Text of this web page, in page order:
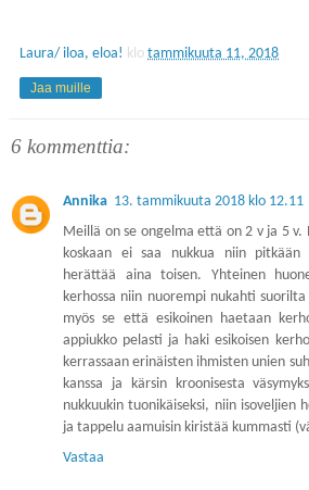
Laura/ iloa, eloa! klo tammikuuta 11, 2018
Jaa muille
6 kommenttia:
Annika 13. tammikuuta 2018 klo 12.11
Meillä on se ongelma että on 2 v ja 5 v.
koskaan ei saa nukkua niin pitkään
herättää aina toisen. Yhteinen
kerhossa niin nuorempi nukahti
myös se että esikoinen haetaan
appiukko pelasti ja haki esikoisen
kerrassaan erinäisten ihmisten unien
kanssa ja kärsin kroonisesta
nukkuukin tuonikäiseksi, niin isoveljien
ja tappelu aamuisin kiristää kummasti
Vastaa